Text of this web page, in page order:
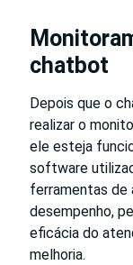
chatbot
Depois que o
realizar o
ele esteja
software
ferramentas de
desempenho,
eficácia do
melhoria.